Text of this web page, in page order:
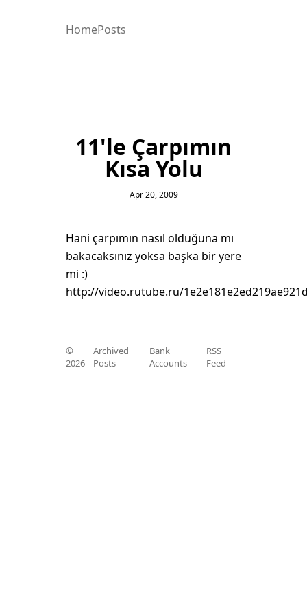
HomePosts
11'le Çarpımın
Kısa Yolu
Apr 20, 2009
Hani çarpımın nasıl olduğuna mı
bakacaksınız yoksa başka bir yere
mi :)
http://video.rutube.ru/
©
2026
Archived
Posts
Bank
Accounts
RSS
Feed